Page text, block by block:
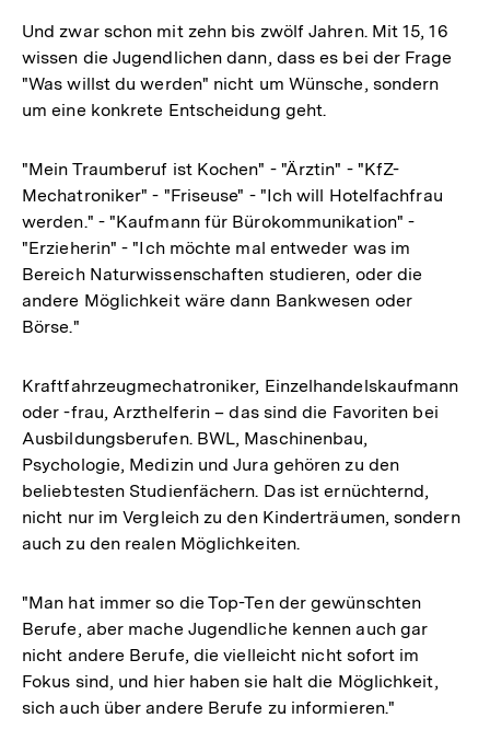
Und zwar schon mit zehn bis zwölf Jahren. Mit 15, 16
wissen die Jugendlichen dann, dass es bei der Frage
"Was willst du werden" nicht um Wünsche, sondern
um eine konkrete Entscheidung geht.
"Mein Traumberuf ist Kochen" - "Ärztin" - "KfZ-
Mechatroniker" - "Friseuse" - "Ich will Hotelfachfrau
werden." - "Kaufmann für Bürokommunikation" -
"Erzieherin" - "Ich möchte mal entweder was im
Bereich Naturwissenschaften studieren, oder die
andere Möglichkeit wäre dann Bankwesen oder
Börse."
Kraftfahrzeugmechatroniker, Einzelhandelskaufmann
oder -frau, Arzthelferin – das sind die Favoriten bei
Ausbildungsberufen. BWL, Maschinenbau,
Psychologie, Medizin und Jura gehören zu den
beliebtesten Studienfächern. Das ist ernüchternd,
nicht nur im Vergleich zu den Kinderträumen, sondern
auch zu den realen Möglichkeiten.
"Man hat immer so die Top-Ten der gewünschten
Berufe, aber mache Jugendliche kennen auch gar
nicht andere Berufe, die vielleicht nicht sofort im
Fokus sind, und hier haben sie halt die Möglichkeit,
sich auch über andere Berufe zu informieren."